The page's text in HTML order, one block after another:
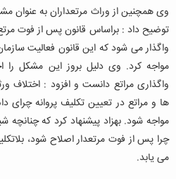
وی همچنین از وراث مرتعداران به عنوان
توضیح داد : براساس قانون پس از فوت مرتع
واگذار می شود که این قانون فعالیت
مواجه کرد. وی دلیل بروز این مشکل را
واگذاری مراتع دانست و افزود : اختلاف
ها و مراتع در تعیین تکلیف پروانه چرای
مواجه شود. بهزاد پیشنهاد کرد که چنانچه
چرا پس از فوت مرتعدار اصلاح شود،
می یابد.